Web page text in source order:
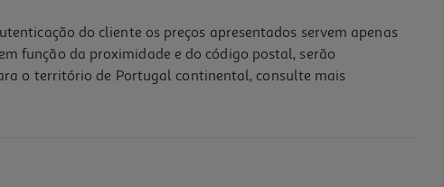
do cliente os preços apresentados servem apenas
função da proximidade e do código postal, serão
o território de Portugal continental, consulte mais